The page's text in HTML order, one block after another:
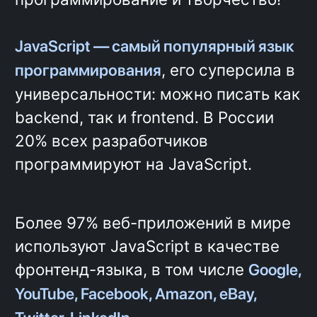
использование методологии
браузере
Работа в ИТ-команде